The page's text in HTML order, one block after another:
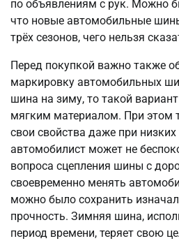
по объявлениям с рук. Можно
что новые автомобильные
трёх сезонов, чего нельзя
Перед покупкой важно также
маркировку автомобильных
шина на зиму, то такой
мягким материалом. При этом
свои свойства даже при
автомобилист может не
вопроса сцепления шины с
своевременно менять
можно было сохранить
прочность. Зимняя шина,
период времени, теряет свою